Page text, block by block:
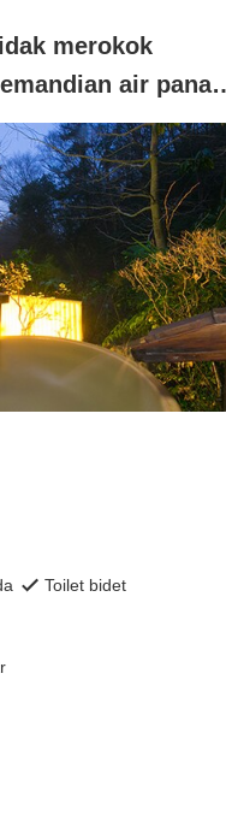
merokok
air panas
Toilet bidet